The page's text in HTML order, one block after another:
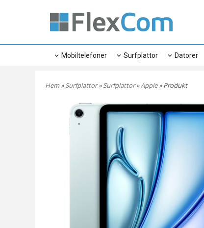
Mobiltelefoner Surfplattor Datorer
Hem»Surfplattor»Surfplattor»Apple» Produkt